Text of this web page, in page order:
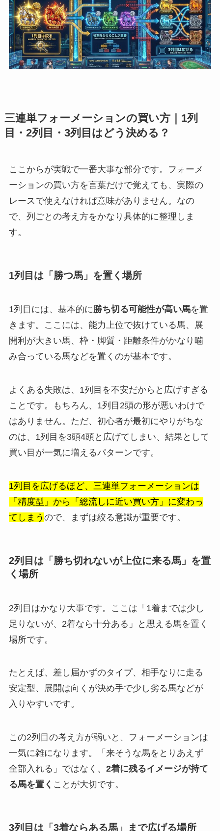
三連単フォーメーションの買い方｜1列
目・2列目・3列目はどう決める？
ここからが実戦で一番大事な部分です。フォーメ
ーションの買い方を言葉だけで覚えても、実際の
レースで使えなければ意味がありません。なの
で、列ごとの考え方をかなり具体的に整理しま
す。
1列目は「勝つ馬」を置く場所
1列目には、基本的に勝ち切る可能性が高い馬を置
きます。ここには、能力上位で抜けている馬、展
開利が大きい馬、枠・脚質・距離条件がかなり噛
み合っている馬などを置くのが基本です。
よくある失敗は、1列目を不安だからと広げすぎる
ことです。もちろん、1列目2頭の形が悪いわけで
はありません。ただ、初心者が最初にやりがちな
のは、1列目を3頭4頭と広げてしまい、結果として
買い目が一気に増えるパターンです。
1列目を広げるほど、三連単フォーメーションは
「精度型」から「総流しに近い買い方」に変わっ
てしまう ので、まずは絞る意識が重要です。
2列目は「勝ち切れないが上位に来る馬」を置
く場所
2列目はかなり大事です。ここは「1着までは少し
足りないが、2着なら十分ある」と思える馬を置く
場所です。
たとえば、差し届かずのタイプ、相手なりに走る
安定型、展開は向くが決め手で少し劣る馬などが
入りやすいです。
この2列目の考え方が弱いと、フォーメーションは
一気に雑になります。「来そうな馬をとりあえず
全部入れる」ではなく、 2着に残るイメージが持て
る馬を置く ことが大切です。
3列目は「3着ならある馬」まで広げる場所